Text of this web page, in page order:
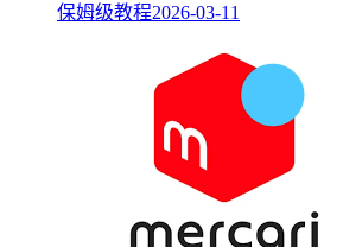
保姆级教程2026-03-11